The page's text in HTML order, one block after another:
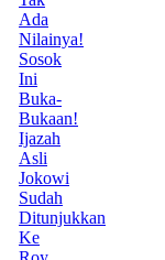
Ada
Nilainya!
Sosok
Ini
Buka-
Bukaan!
Ijazah
Asli
Jokowi
Sudah
Ditunjukkan
Ke